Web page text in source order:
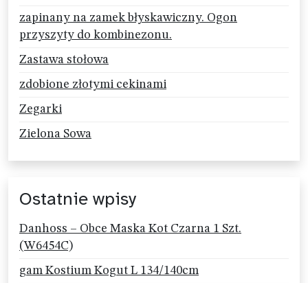
zapinany na zamek błyskawiczny. Ogon
przyszyty do kombinezonu.
Zastawa stołowa
zdobione złotymi cekinami
Zegarki
Zielona Sowa
Ostatnie wpisy
Danhoss – Obce Maska Kot Czarna 1 Szt.
(W6454C)
gam Kostium Kogut L 134/140cm